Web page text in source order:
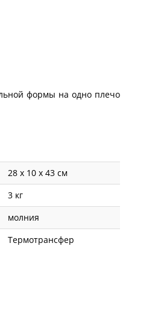
формы на одно плечо
28 х 10 х 43 см
3 кг
молния
Термотрансфер